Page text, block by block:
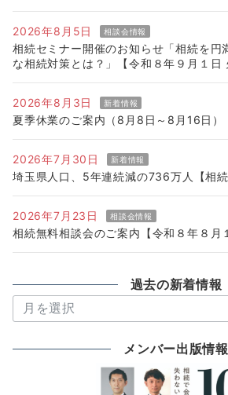
2026年8月5日 相談会情報
相続セミナー開催のお知らせ「相続を円
な相続対策とは？」【令和８年９月１日
2026年8月3日 新着情報
夏季休業のご案内（8月8日～8月16日）
2026年7月30日 新着情報
埼玉県人口、5年連続減の736万人【相続
2026年7月23日 相談会情報
相続無料相談会のご案内【令和８年８月
過去の新着情報
去
メンバー出版情報